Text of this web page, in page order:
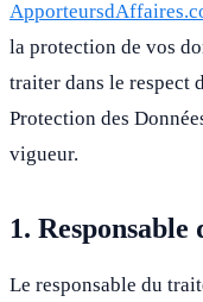
la protection de vos
traiter dans le respect
Protection des
vigueur.
1.
Le responsable du